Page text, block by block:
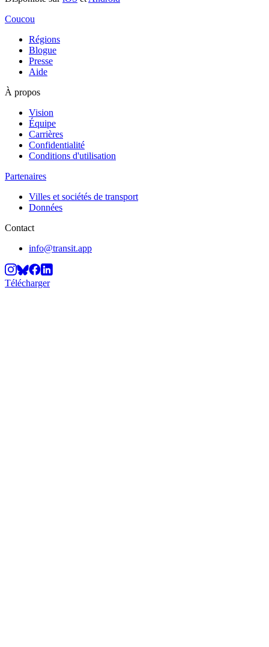
Coucou
Régions
Blogue
Presse
Aide
À propos
Vision
Équipe
Carrières
Confidentialité
Conditions d'utilisation
Partenaires
Villes et sociétés de transport
Données
Contact
info@transit.app
Télécharger